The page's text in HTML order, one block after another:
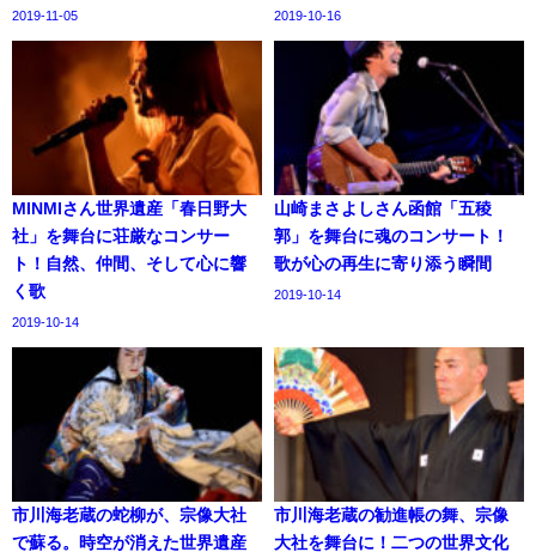
2019-11-05 2019-10-16
MINMIさん世界遺産「春日野大
社」を舞台に荘厳なコンサー
ト！自然、仲間、そして心に響
く歌
2019-10-14
山崎まさよしさん函館「五稜
郭」を舞台に魂のコンサート！
歌が心の再生に寄り添う瞬間
2019-10-14
市川海老蔵の蛇柳が、宗像大社
で蘇る。時空が消えた世界遺産
市川海老蔵の勧進帳の舞、宗像
大社を舞台に！二つの世界文化